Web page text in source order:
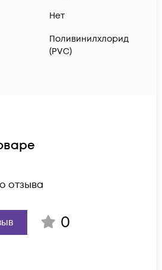
Нет
Поливинилхлорид
(PVC)
отзыва
0